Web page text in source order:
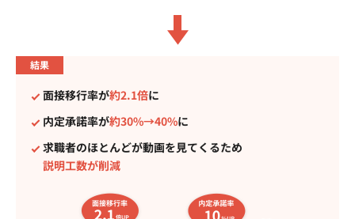
結果
面接移行率が約2.1倍に
内定承諾率が約30%→40%に
求職者のほとんどが動画を見てくるため
説明工数が削減